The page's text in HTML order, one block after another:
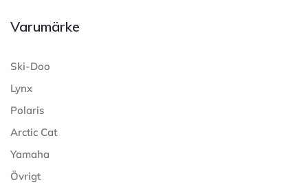
Varumärke
Ski-Doo
Lynx
Polaris
Arctic Cat
Yamaha
Övrigt